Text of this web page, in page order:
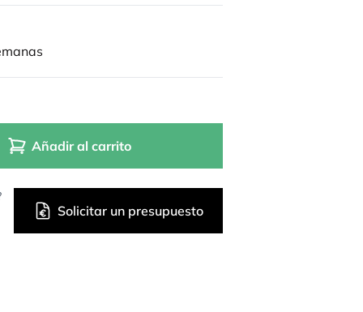
Añadir al carrito
Solicitar un presupuesto